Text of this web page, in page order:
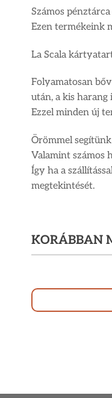
Számos
Ezen termékeink
La Scala
Folyamatosan
után, a kis
Ezzel minden új
Örömmel
Valamint számos
Így ha a
megtekintését.
KORÁBBAN